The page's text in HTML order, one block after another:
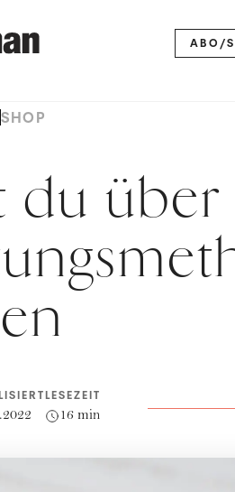
ABO/
SHOP
du über
LESEZEIT
16 min